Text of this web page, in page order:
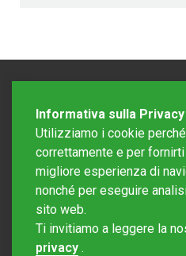
Editore
Informativa sulla Privacy
Utilizziamo i cookie
correttamente e per
migliore esperienza di
nonché per eseguire
sito web.
Ti invitiamo a leggere la
privacy .